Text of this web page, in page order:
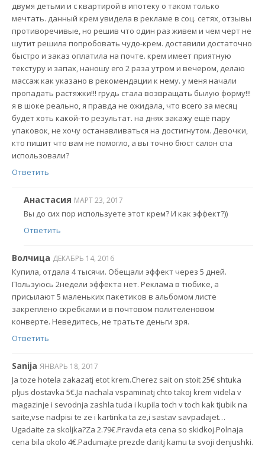
двумя детьми и с квартирой в ипотеку о таком только
мечтать. данный крем увидела в рекламе в соц. сетях, отзывы
противоречивые, но решив что один раз живем и чем черт не
шутит решила попробовать чудо-крем. доставили достаточно
быстро и заказ оплатила на почте. крем имеет приятную
текстуру и запах, наношу его 2 раза утром и вечером, делаю
массаж как указано в рекомендации к нему. у меня начали
пропадать растяжки!!! грудь стала возвращать былую форму!!!
я в шоке реально, я правда не ожидала, что всего за месяц
будет хоть какой-то результат. на днях закажу ещё пару
упаковок, не хочу останавливаться на достигнутом. Девочки,
кто пишит что вам не помогло, а вы точно бюст салон спа
использовали?
Ответить
Анастасия МАРТ 23, 2017
Вы до сих пор используете этот крем? И как эффект?))
Ответить
Волчица ДЕКАБРЬ 14, 2016
Купила, отдала 4 тысячи. Обещали эффект через 5 дней.
Пользуюсь 2недели эффекта нет. Реклама в тюбике, а
присылают 5 маленьких пакетиков в альбомом листе
закреплено скребками и в почтовом полителеновом
конверте. Неведитесь, не тратьте деньги зря.
Ответить
Sanija ЯНВАРЬ 18, 2017
Ja toze hotela zakazatj etot krem.Cherez sait on stoit 25€ shtuka
pljus dostavka 5€.Ja nachala vspaminatj chto takoj krem videla v
magazinje i sevodnja zashla tuda i kupila toch v toch kak tjubik na
saite,vse nadpisi te ze i kartinka ta ze,i sastav savpadajet…
Ugadaite za skoljka?Za 2.79€.Pravda eta cena so skidkoj.Polnaja
cena bila okolo 4€.Padumajte prezde daritj kamu ta svoji denjushki.